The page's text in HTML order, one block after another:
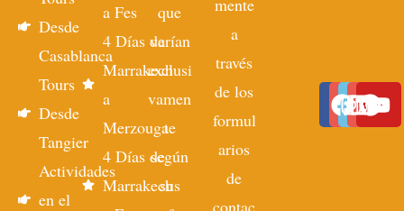
Desde
Casablanca
Tours
Desde
Tangier
Actividades
en el
a Fes
4 Días de
Marrakech
a
Merzouga
4 Días de
Marrakech
que
varían
exclusi
vamen
te
según
sus
mente
a
través
de los
formul
arios
de